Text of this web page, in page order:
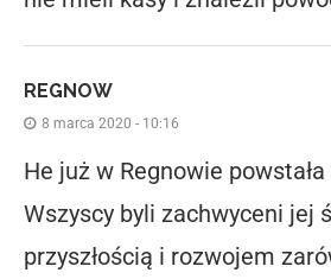
REGNOW
8 marca 2020 - 10:16
He już w Regnowie powstała
Wszyscy byli zachwyceni jej
przyszłością i rozwojem